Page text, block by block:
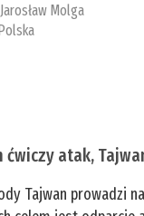
Jarosław Molga
ćwiczy atak,
Tajwan prowadzi